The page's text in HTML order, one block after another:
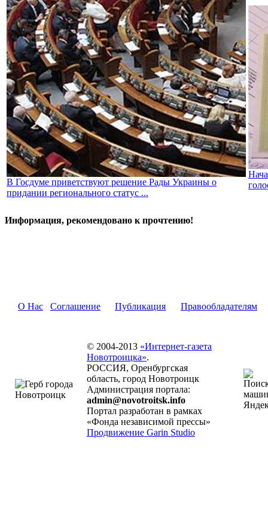
В Госдуме приветствуют решение Рады Украины о
придании регионального статус ...
Информация, рекомендовано к прочтению!
О Нас Соглашение Публикация Правообладателям
© 2004-2013 «Интернет-газета
Новотроицка».
РОССИЯ, Оренбургская
область, город Новотроицк
Администрация портала:
admin@novotroitsk.info
Портал разработан в рамках
«Фонда независимой прессы»
Продвижение Garin Studio